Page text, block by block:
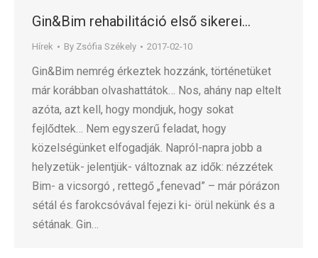
Gin&Bim rehabilitáció első sikerei…
Hírek By Zsófia Székely 2017-02-10
Gin&Bim nemrég érkeztek hozzánk, történetüket
már korábban olvashattátok… Nos, ahány nap eltelt
azóta, azt kell, hogy mondjuk, hogy sokat
fejlődtek… Nem egyszerű feladat, hogy
közelségünket elfogadják. Napról-napra jobb a
helyzetük- jelentjük- változnak az idők: nézzétek
Bim- a vicsorgó , rettegő „fenevad” – már pórázon
sétál és farokcsóvával fejezi ki- örül nekünk és a
sétának. Gin…